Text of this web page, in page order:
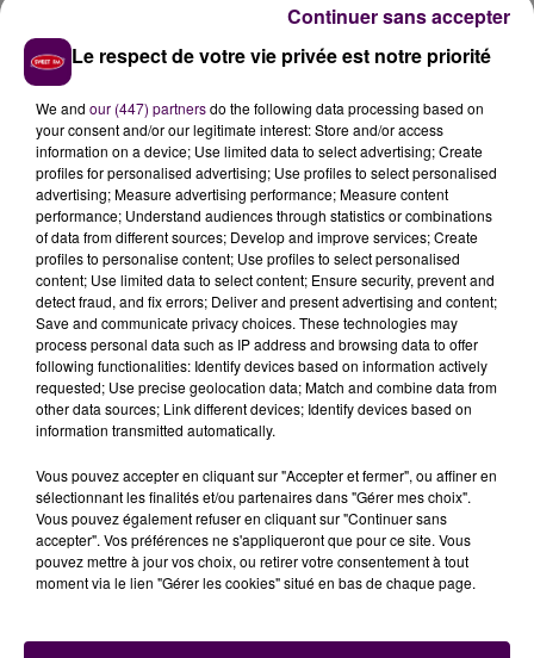
MAIS ALORS, COMMENT QUE C'EST-Y
QU'ON FAIT ?
Pas de panique Monique, pour accéder à la capitale
mondiale des rillettes, le mieux reste de passer par la
D307 -route du Lude, comme disent les anciens- et
Arnage, ou bien encore par la D304 -route de
Parigné-l'Évêque-. En outre, s'agissant de la journée du
samedi qui aura sans doute goût de bouchon, il est
conseillé aux Sarthois d’emprunter la déviation sud-
est du Mans -D323- dans le sens Angers - Paris
mais pas dans l'autre sens, hein...-. Les Manceaux
peuvent aussi prendrele boulevard Lefaucheuxpuis
se remettre sur la D323 via le giratoire d’Arnage (ç'ui-
là du Super U).
LES PORTIONS DE ROUTES
CONCERNÉES
Portions de routes fermées, du 1er au 3 juillet :
Le respect de votre vie privée est notre priorité
We and our (447) partnersdo the following data processing based on
your consent and/or our legitimate interest: Store and/or access
information on a device; Use limited data to select advertising; Create
profiles for personalised advertising; Use profiles to select personalised
advertising; Measure advertising performance; Measure content
performance; Understand audiences through statistics or combinations
of data from different sources; Develop and improve services; Create
profiles to personalise content; Use profiles to select personalised
content; Use limited data to select content; Ensure security, prevent and
detect fraud, and fix errors; Deliver and present advertising and content;
Save and communicate privacy choices. These technologies may
process personal data such as IP address and browsing data to offer
following functionalities: Identify devices based on information actively
requested; Use precise geolocation data; Match and combine data from
other data sources; Link different devices; Identify devices based on
information transmitted automatically.
Vous pouvez accepter en cliquant sur "Accepter et fermer", ou affiner en
sélectionnant les finalités et/ou partenaires dans "Gérer mes choix".
Vous pouvez également refuser en cliquant sur "Continuer sans
accepter". Vos préférences ne s'appliqueront que pour ce site. Vous
pouvez mettre à jour vos choix, ou retirer votre consentement à tout
moment via le lien "Gérer les cookies" situé en bas de chaque page.
Continuer sans accepter